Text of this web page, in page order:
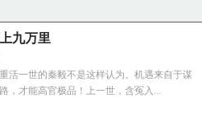
九万里
活一世的秦毅不是这样认为。机遇来自于谋
，才能高官极品！上一世，含冤入...